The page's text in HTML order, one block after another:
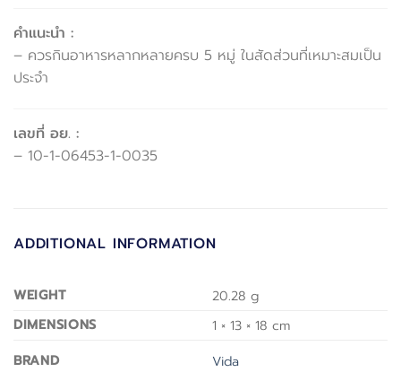
คำแนะนำ :
– ควรกินอาหารหลากหลายครบ 5 หมู่ ในสัดส่วนที่เหมาะสมเป็น
ประจำ
เลขที่ อย. :
– 10-1-06453-1-0035
ADDITIONAL INFORMATION
WEIGHT
20.28 g
DIMENSIONS
1 × 13 × 18 cm
BRAND
Vida